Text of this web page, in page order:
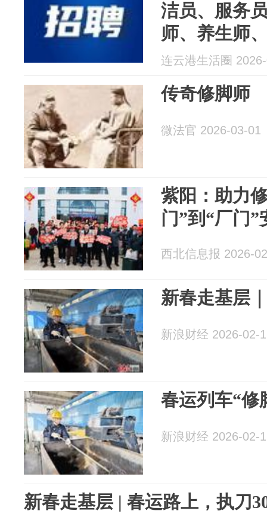
洁员、服务
师、养生师
直播中控等
连云港生活圈
传奇修脚师
微法官 2026-03-01
紫阳：助力
门”到“厂门”
西北信息报 2026-
新春走基层
新浪财经 2026-02-
春运列车“修
新浪财经 2026-02-
新春走基层 | 春运路上，执刀